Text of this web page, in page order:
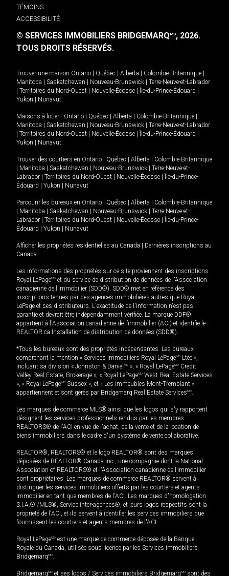
TÉMOINS
ACCESSIBILITÉ
© SERVICES IMMOBILIERS BRIDGEMARQMD, 2026.
TOUS DROITS RÉSERVÉS.
Trouver une maison Ontario Québec Alberta Colombie-Britannique
Manitoba
Saskatchewan Nouveau-Brunswick
Terre-Neuve-et-Labrador
Territoires du Nord-Ouest Nouvelle-Écosse Île-du-Prince-Édouard
Yukon
Nunavut.
Maisons à louer - Ontario Québec Alberta Colombie-Britannique
Manitoba
Saskatchewan Nouveau-Brunswick
Terre-Neuve-et-Labrador
Territoires du Nord-Ouest Nouvelle-Écosse Île-du-Prince-Édouard
Yukon
Nunavut.
Trouver des courtiers en Ontario Québec Alberta
Colombie-Britannique
Manitoba Saskatchewan Nouveau-Brunswick
Terre-Neuve-et-
Labrador
Territoires du Nord-Ouest Nouvelle-Écosse
Île-du-Prince-
Édouard
Yukon Nunavut
Parcourir les bureaux en Ontario Québec Alberta
Colombie-Britannique
Manitoba Saskatchewan Nouveau-Brunswick
Terre-Neuve-et-
Labrador
Territoires du Nord-Ouest Nouvelle-Écosse
Île-du-Prince-
Édouard
Yukon Nunavut
Afficher les propriétés résidentielles au Canada
Dernières inscriptions au
Canada
Les informations des propriétés sur ce site proviennent des inscriptions
Royal LePageMD et du service de distribution de données de l'Association
canadienne de l’immobilier (SDD®). SDD® met en référence des
inscriptions tenues par des agences immobilières autres que Royal
LePage et ses distributeurs. L'exactitude de l'information n'est pas
garantie et devrait être indépendamment vérifiée. La marque DDF®
appartient à l'Association canadienne de l’immobilier (ACI) et identifie le
REALTOR.ca Installation de distribution de données (SDD®).
*Tous les bureaux sont des propriétés indépendantes. Les bureaux
comprenant la mention « Services immobiliers Royal LePageMD Ltée »,
incluant sa division « Johnston & Daniel MD », « Royal LePageMD Credit
Valley Real Estate, Brokerage », « Royal LePageMD West Real Estate Services
», « Royal LePageMD Sussex », et « Les immeubles Mont-Tremblant »
appartiennent et sont gérés par Bridgemarq Real Estate ServicesMD.
Les marques de commerce MLS® ainsi que les logos qui s'y rapportent
désignent les services professionnels rendus par les membres
REALTORS® de l'ACI en vue de l'achat, de la vente et de la location de
biens immobiliers dans le cadre d'un système de vente collaborative.
REALTOR®, REALTORS® et le logo REALTOR® sont des marques
déposées de REALTOR® Canada Inc., une compagnie dont la National
Association of REALTORS® et l'Association canadienne de l’immobilier
sont propriétaires. Les marques de commerce REALTOR® servent à
distinguer les services immobiliers offerts par les courtiers et agents
immobilier en tant que membres de l'ACI. Les marques d'homologation
S.I.A.® /MLS®, Service inter-agences®, et leurs logos respectifs sont la
propriété de l'ACI, et ils servent à identifier les services immobiliers que
fournissent les courtiers et agents membres de l'ACI.
Royal LePageMD est une marque de commerce déposée de la Banque
Royale du Canada, utilisée sous licence par les Services immobiliers
BridgemarqMD.
BridgemarqMD et ses logos / Services immobiliers BridgemarqMD sont des